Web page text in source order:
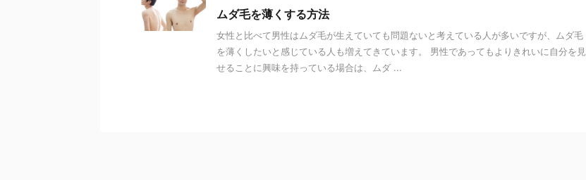
ムダ毛を薄くする方法
女性と比べて男性はムダ毛が生えていても問題ないと考えている人が多いですが、ムダ毛
を薄くしたいと感じている人も増えてきています。 男性であってもよりきれいに自分を見
せることに興味を持っている場合は、ムダ ...